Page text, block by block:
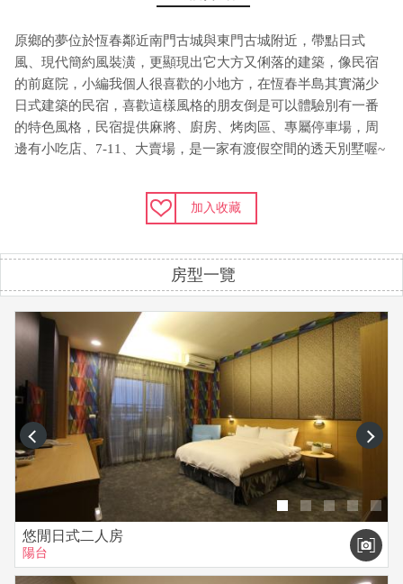
原鄉的夢位於恆春鄰近南門古城與東門古城附近，帶點日式
風、現代簡約風裝潢，更顯現出它大方又俐落的建築，像民宿
的前庭院，小編我個人很喜歡的小地方，在恆春半島其實滿少
日式建築的民宿，喜歡這樣風格的朋友倒是可以體驗別有一番
的特色風格，民宿提供麻將、廚房、烤肉區、專屬停車場，周
邊有小吃店、7-11、大賣場，是一家有渡假空間的透天別墅喔~
加入收藏
房型一覽
prev next
悠閒日式二人房
陽台